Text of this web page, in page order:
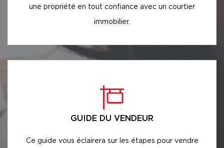
une propriété en tout confiance avec un courtier
immobilier.
GUIDE DU VENDEUR
Ce guide vous éclairera sur les étapes pour vendre